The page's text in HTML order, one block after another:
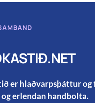
er hlaðvarpsþáttur
og erlendan handbolta.